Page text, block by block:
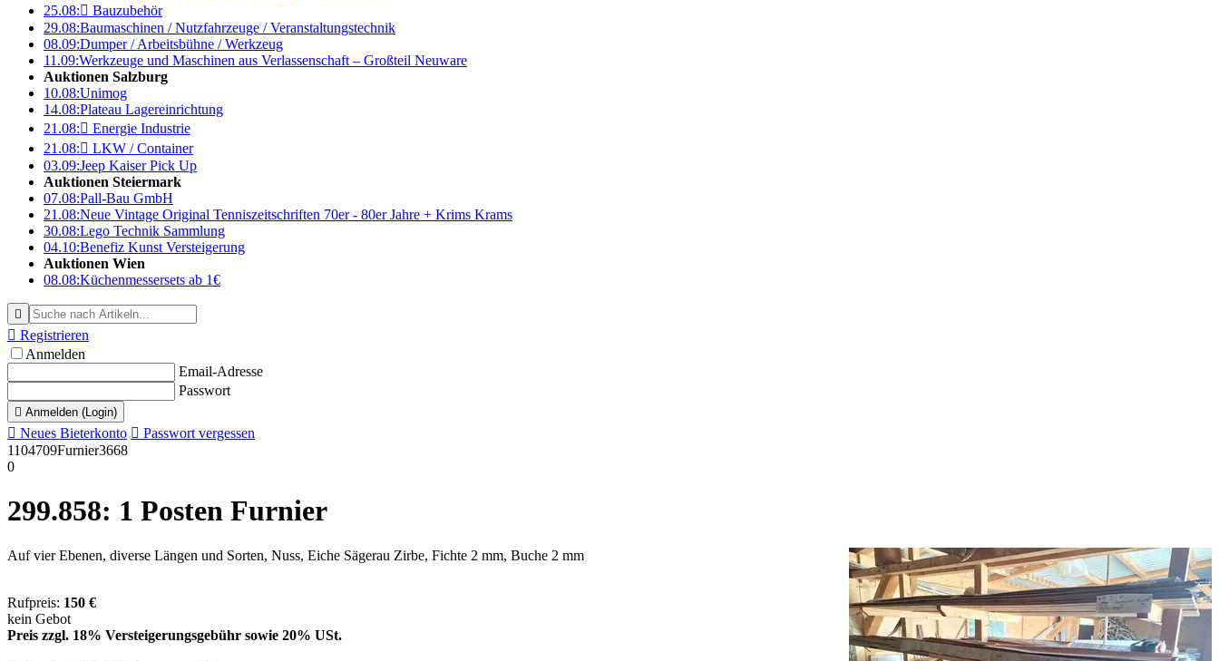
25.08: Bauzubehör
29.08:Baumaschinen / Nutzfahrzeuge / Veranstaltungstechnik
08.09:Dumper / Arbeitsbühne / Werkzeug
11.09:Werkzeuge und Maschinen aus Verlassenschaft – Großteil Neuware
Auktionen Salzburg
10.08:Unimog
14.08:Plateau Lagereinrichtung
21.08: Energie Industrie
21.08: LKW / Container
03.09:Jeep Kaiser Pick Up
Auktionen Steiermark
07.08:Pall-Bau GmbH
21.08:Neue Vintage Original Tenniszeitschriften 70er - 80er Jahre + Krims Krams
30.08:Lego Technik Sammlung
04.10:Benefiz Kunst Versteigerung
Auktionen Wien
08.08:Küchenmessersets ab 1€

 Registrieren
Anmelden
Email-Adresse
Passwort
 Anmelden (Login)
 Neues Bieterkonto  Passwort vergessen
1104709Furnier3668
0
299.858: 1 Posten Fur­nier
Auf vier Ebe­nen, di­ver­se Län­gen und Sor­ten, Nuss, Ei­che Sä­gerau Zir­be, Fich­te 2 mm, Bu­che 2 mm
Rufpreis: 150 €
kein Gebot
Preis zzgl. 18% Versteigerungsgebühr sowie 20% USt.